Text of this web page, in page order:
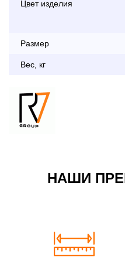
Цвет изделия
Размер
Вес, кг
дни с 8:30 до 18:00
Доставка по Московской
До 90 000 руб.
НАШИ